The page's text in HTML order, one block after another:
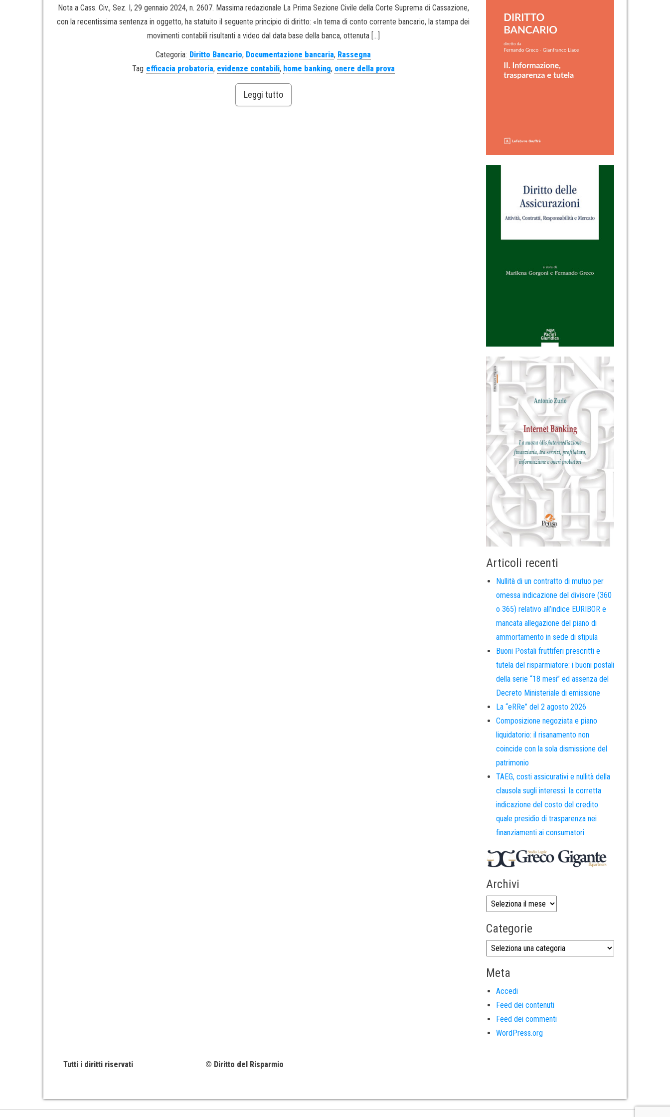
Nota a Cass. Civ., Sez. I, 29 gennaio 2024, n. 2607. Massima redazionale La Prima Sezione Civile della Corte Suprema di Cassazione,
con la recentissima sentenza in oggetto, ha statuito il seguente principio di diritto: «In tema di conto corrente bancario, la stampa dei
movimenti contabili risultanti a video dal data base della banca, ottenuta […]
Categoria: Diritto Bancario, Documentazione bancaria, Rassegna
Tag efficacia probatoria, evidenze contabili, home banking, onere della prova
Leggi tutto
Articoli recenti
Nullità di un contratto di mutuo per
omessa indicazione del divisore (360
o 365) relativo all’indice EURIBOR e
mancata allegazione del piano di
ammortamento in sede di stipula
Buoni Postali fruttiferi prescritti e
tutela del risparmiatore: i buoni postali
della serie “18 mesi” ed assenza del
Decreto Ministeriale di emissione
La “eRRe” del 2 agosto 2026
Composizione negoziata e piano
liquidatorio: il risanamento non
coincide con la sola dismissione del
patrimonio
TAEG, costi assicurativi e nullità della
clausola sugli interessi: la corretta
indicazione del costo del credito
quale presidio di trasparenza nei
finanziamenti ai consumatori
Archivi
Categorie
Meta
Accedi
Feed dei contenuti
Feed dei commenti
WordPress.org
Tutti i diritti riservati © Diritto del Risparmio